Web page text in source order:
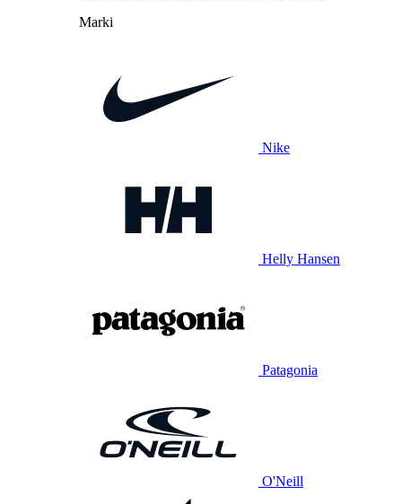
Marki
Nike
Helly Hansen
Patagonia
O'Neill